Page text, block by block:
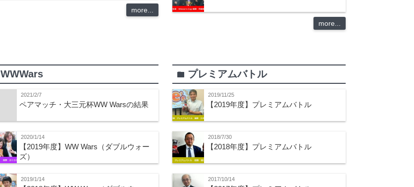
more...
more...
WWWars
2021/2/7
ペアマッチ・大三元杯WW Warsの結果
2020/1/14
【2019年度】WW Wars（ダブルウォー
ズ）
2019/1/14
folder プレミアムバトル
2019/11/25
【2019年度】プレミアムバトル
2018/7/30
【2018年度】プレミアムバトル
2017/10/14